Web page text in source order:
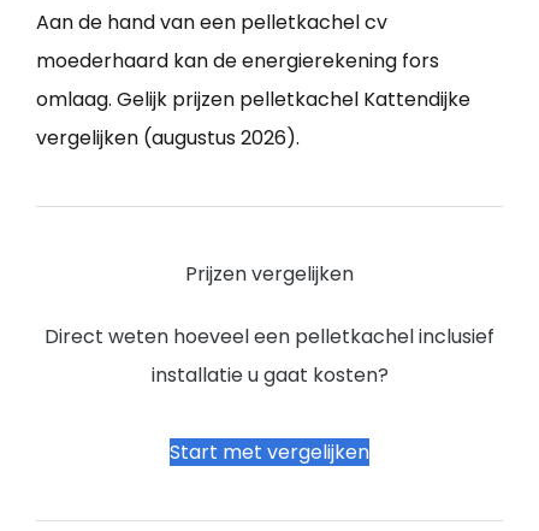
Aan de hand van een pelletkachel cv
moederhaard kan de energierekening fors
omlaag. Gelijk prijzen pelletkachel Kattendijke
vergelijken (augustus 2026).
Prijzen vergelijken
Direct weten hoeveel een pelletkachel inclusief
installatie u gaat kosten?
Start met vergelijken